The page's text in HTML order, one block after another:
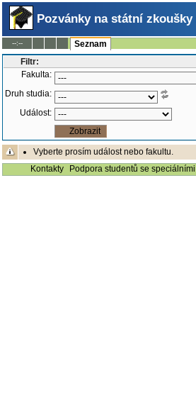
Pozvánky na státní zkoušky
--:--
Seznam
Filtr:
Fakulta:
Druh studia:
Událost:
Vyberte prosím událost nebo fakultu.
Kontakty
Podpora studentů se